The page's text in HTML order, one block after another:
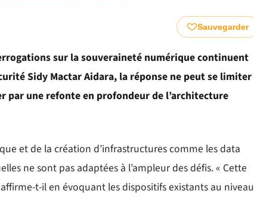
Sauvegarder
sur la souveraineté numérique continuent
Sidy Mactar Aidara, la réponse ne peut se limiter
par une refonte en profondeur de l’architecture
et de la création d’infrastructures comme les data
ne sont pas adaptées à l’ampleur des défis. « Cette
t-il en évoquant les dispositifs existants au niveau